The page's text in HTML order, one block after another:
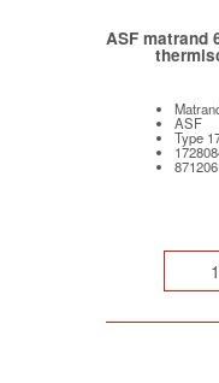
ASF matrand
ASF
Type